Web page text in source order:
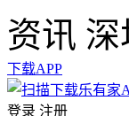
资讯 深
下载APP
登录 注册